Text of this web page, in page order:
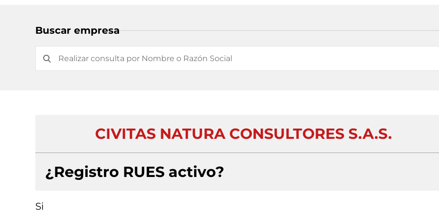
Buscar empresa
CIVITAS NATURA CONSULTORES S.A.S.
¿Registro RUES activo?
Si